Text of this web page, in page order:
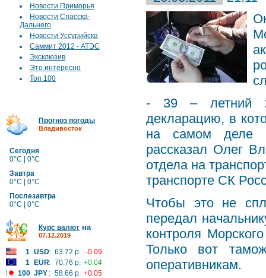
Новости Приморья
Новости Спасска-
Дальнего
Новости Уссурийска
Саммит 2012 - АТЭС
Эксклюзив
Это интересно
Топ 100
Прогноз погоды
Владивосток
Сегодня
0°C | 0°C
Завтра
0°C | 0°C
Послезавтра
0°C | 0°C
Курс валют на
07.12.2019
1 USD: 63.72 р. -0.09
1
EUR: 70.76 р. +0.04
100 JPY : 58.66 р. +0.05
- 39 – летний
декларацию, в
на самом деле
рассказал Олег
отдела на
транспорте СК
Чтобы это не
передал
контроля
Только вот
оперативникам.